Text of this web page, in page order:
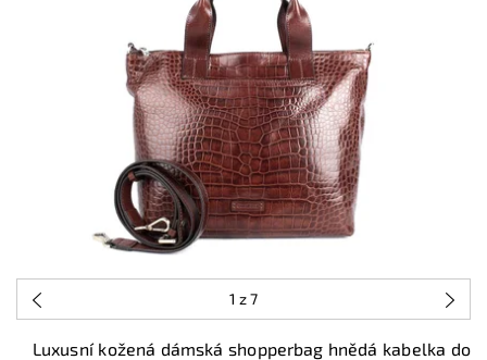
1 z 7
Luxusní kožená dámská shopperbag hnědá kabelka do